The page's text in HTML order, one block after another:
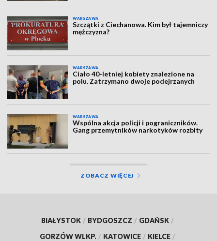
WARSZAWA
Szczątki z Ciechanowa. Kim był tajemniczy
mężczyzna?
WARSZAWA
Ciało 40-letniej kobiety znalezione na
polu. Zatrzymano dwoje podejrzanych
WARSZAWA
Wspólna akcja policji i pograniczników.
Gang przemytników narkotyków rozbity
ZOBACZ WIĘCEJ
BIAŁYSTOK / BYDGOSZCZ / GDAŃSK /
GORZÓW WLKP. / KATOWICE / KIELCE /